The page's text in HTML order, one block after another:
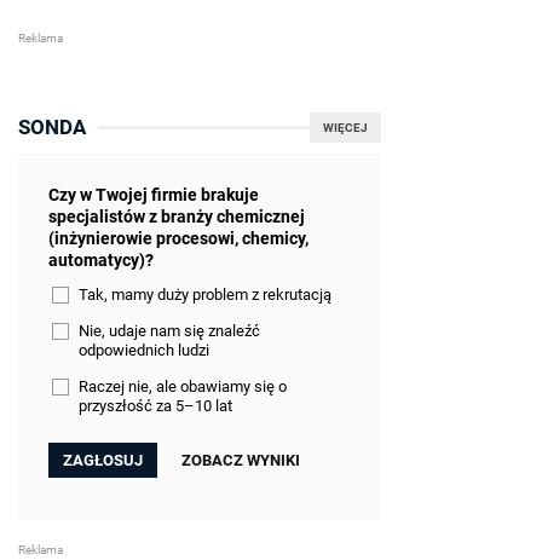
WIĘCEJ
SONDA
Czy w Twojej firmie brakuje
specjalistów z branży chemicznej
(inżynierowie procesowi, chemicy,
automatycy)?
Tak, mamy duży problem z rekrutacją
Nie, udaje nam się znaleźć
odpowiednich ludzi
Raczej nie, ale obawiamy się o
przyszłość za 5–10 lat
ZOBACZ WYNIKI